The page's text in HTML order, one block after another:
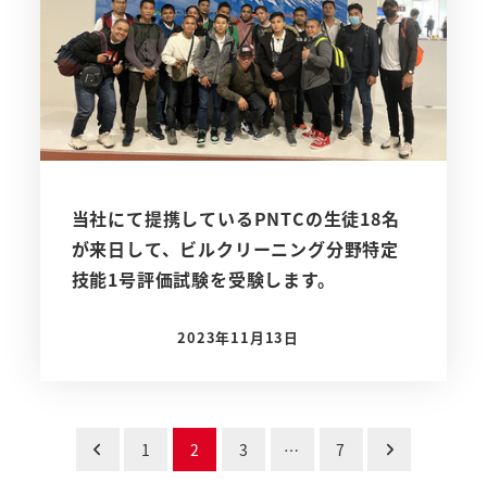
当社にて提携しているPNTCの生徒18名
が来日して、ビルクリーニング分野特定
技能1号評価試験を受験します。
投稿日
2023年11月13日
1 2 3 … 7